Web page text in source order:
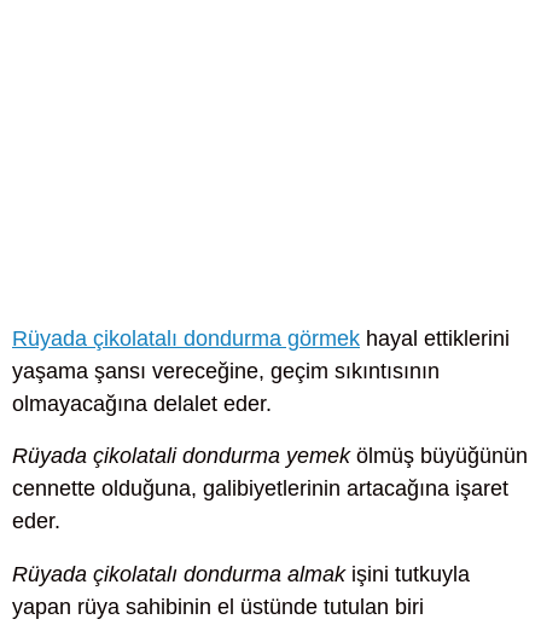
Rüyada çikolatalı dondurma görmek hayal ettiklerini
yaşama şansı vereceğine, geçim sıkıntısının
olmayacağına delalet eder.
Rüyada çikolatali dondurma yemekölmüş büyüğünün
cennette olduğuna, galibiyetlerinin artacağına işaret
eder.
Rüyada çikolatalı dondurma almakişini tutkuyla
yapan rüya sahibinin el üstünde tutulan biri